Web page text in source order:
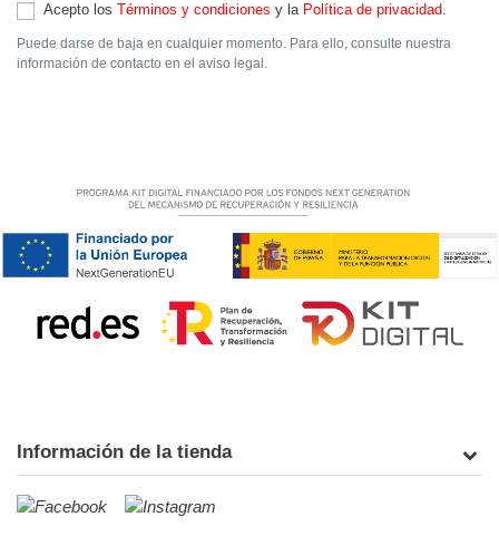
Acepto los Términos y condiciones y la Política de privacidad.
Puede darse de baja en cualquier momento. Para ello, consulte nuestra
información de contacto en el aviso legal.
Información de la tienda